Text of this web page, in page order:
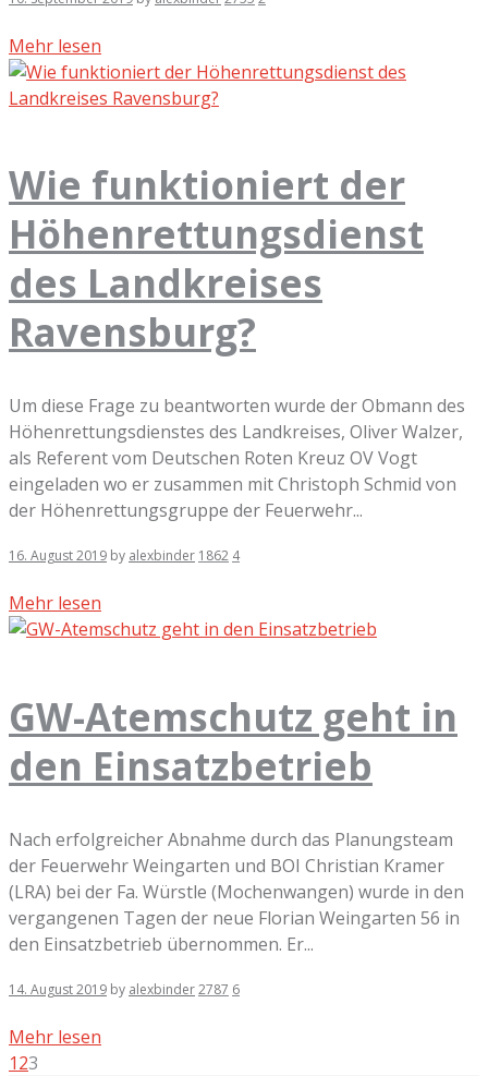
Mehr lesen
Wie funktioniert der
Höhenrettungsdienst
des Landkreises
Ravensburg?
Um diese Frage zu beantworten wurde der Obmann des
Höhenrettungsdienstes des Landkreises, Oliver Walzer,
als Referent vom Deutschen Roten Kreuz OV Vogt
eingeladen wo er zusammen mit Christoph Schmid von
der Höhenrettungsgruppe der Feuerwehr...
16. August 2019 by alexbinder 1862 4
Mehr lesen
GW-Atemschutz geht in
den Einsatzbetrieb
Nach erfolgreicher Abnahme durch das Planungsteam
der Feuerwehr Weingarten und BOI Christian Kramer
(LRA) bei der Fa. Würstle (Mochenwangen) wurde in den
vergangenen Tagen der neue Florian Weingarten 56 in
den Einsatzbetrieb übernommen. Er...
14. August 2019 by alexbinder2787 6
Mehr lesen
123